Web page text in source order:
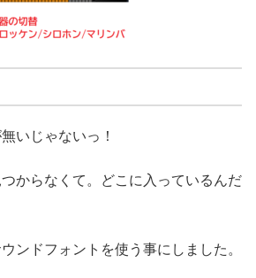
いじゃないっ！
からなくて。どこに入っているんだ
ンドフォントを使う事にしました。